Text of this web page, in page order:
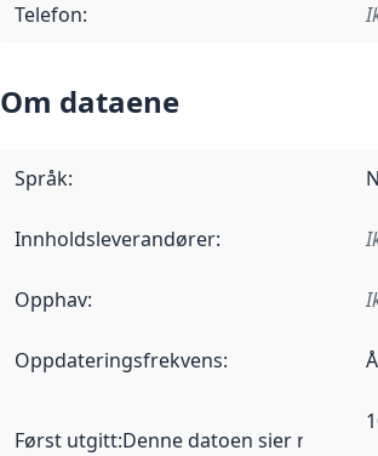
Telefon:
Om dataene
Språk:
Innholdsleverandører:
Opphav:
Oppdateringsfrekvens:
Først utgitt:Denne datoen sier når